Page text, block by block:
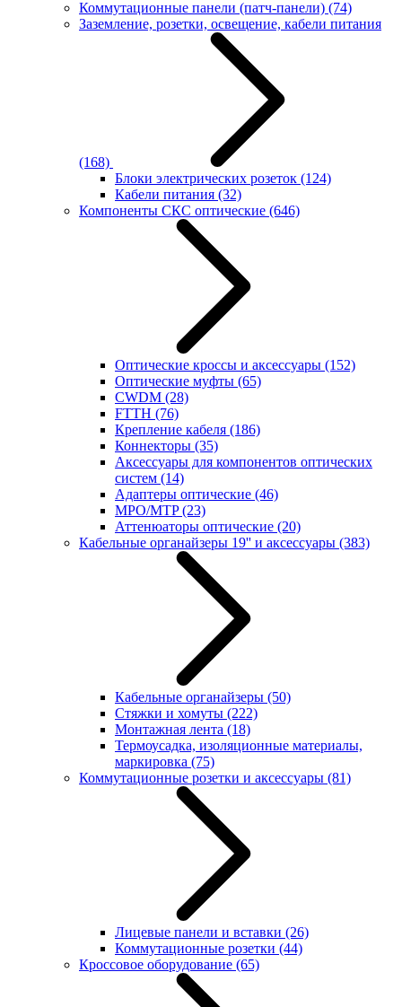
Коммутационные панели (патч-панели) (74)
Заземление, розетки, освещение, кабели питания
(168)
Блоки электрических розеток (124)
Кабели питания (32)
Компоненты СКС оптические (646)
Оптические кроссы и аксессуары (152)
Оптические муфты (65)
CWDM (28)
FTTH (76)
Крепление кабеля (186)
Коннекторы (35)
Аксессуары для компонентов оптических
систем (14)
Адаптеры оптические (46)
MPO/MTP(23)
Аттенюаторы оптические (20)
Кабельные органайзеры 19'' и аксессуары (383)
Кабельные органайзеры (50)
Стяжки и хомуты (222)
Монтажная лента (18)
Термоусадка, изоляционные материалы,
маркировка (75)
Коммутационные розетки и аксессуары (81)
Лицевые панели и вставки (26)
Коммутационные розетки (44)
Кроссовое оборудование (65)